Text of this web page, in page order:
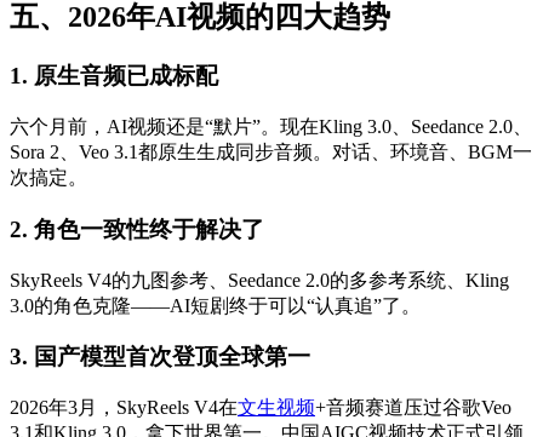
五、2026年AI视频的四大趋势
1. 原生音频已成标配
六个月前，AI视频还是“默片”。现在Kling 3.0、Seedance 2.0、
Sora 2、Veo 3.1都原生生成同步音频。对话、环境音、BGM一
次搞定。
2. 角色一致性终于解决了
SkyReels V4的九图参考、Seedance 2.0的多参考系统、Kling
3.0的角色克隆——AI短剧终于可以“认真追”了。
3. 国产模型首次登顶全球第一
2026年3月，SkyReels V4在文生视频+音频赛道压过谷歌Veo
3.1和Kling 3.0，拿下世界第一。中国AIGC视频技术正式引领